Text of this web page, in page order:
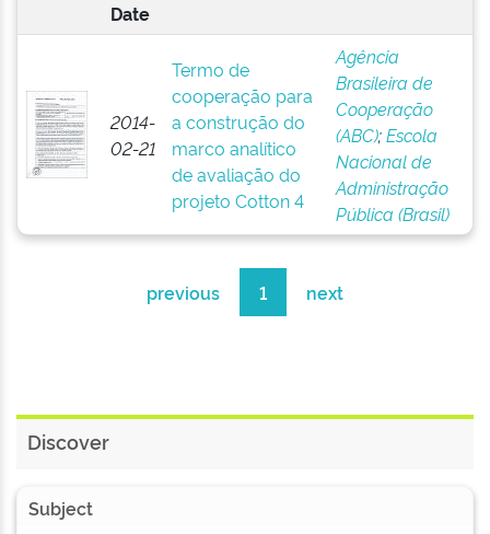
Date
2014-
02-21
Termo de
cooperação para
a construção do
marco analítico
de avaliação do
projeto Cotton 4
Agência
Brasileira de
Cooperação
(ABC);Escola
Nacional de
Administração
Pública (Brasil)
previous 1 next
Discover
Subject